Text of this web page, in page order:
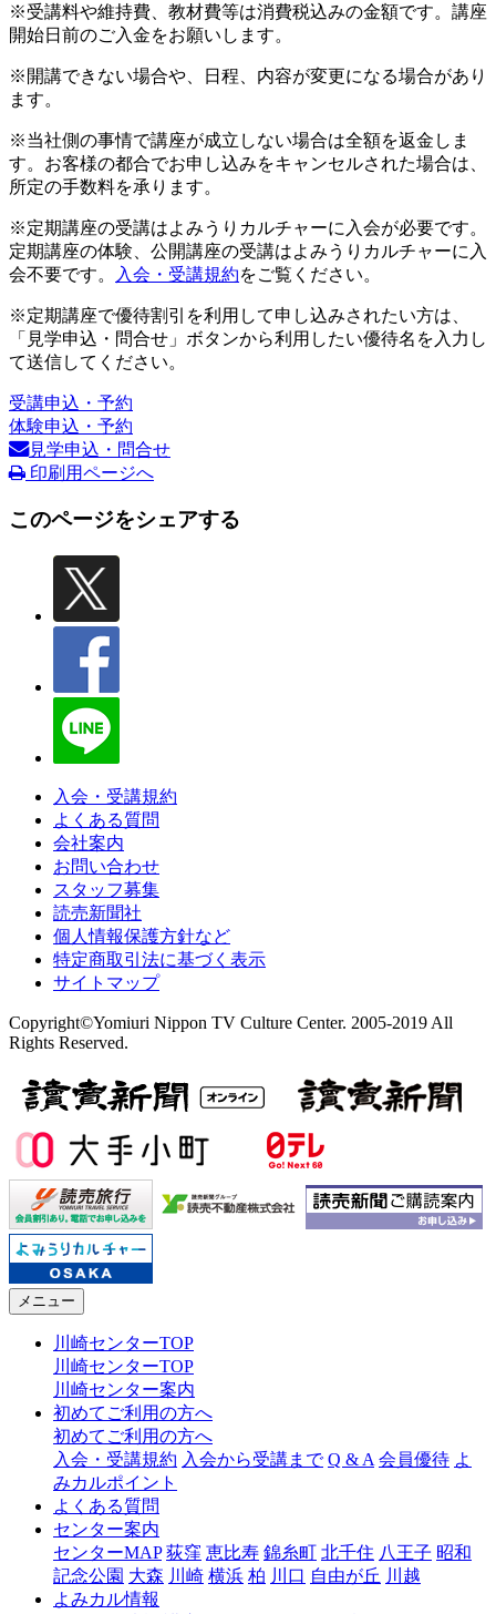
※受講料や維持費、教材費等は消費税込みの金額です。講座
開始日前のご入金をお願いします。
※開講できない場合や、日程、内容が変更になる場合があり
ます。
※当社側の事情で講座が成立しない場合は全額を返金しま
す。お客様の都合でお申し込みをキャンセルされた場合は、
所定の手数料を承ります。
※定期講座の受講はよみうりカルチャーに入会が必要です。
定期講座の体験、公開講座の受講はよみうりカルチャーに入
会不要です。
入会・受講規約をご覧ください。
※定期講座で優待割引を利用して申し込みされたい方は、
「見学申込・問合せ」ボタンから利用したい優待名を入力し
て送信してください。
受講申込・予約
体験申込・予約
見学申込・問合せ
印刷用ページへ
このページをシェアする
入会・受講規約
よくある質問
会社案内
お問い合わせ
スタッフ募集
読売新聞社
個人情報保護方針など
特定商取引法に基づく表示
サイトマップ
Copyright©Yomiuri Nippon TV Culture Center. 2005-2019 All
Rights Reserved.
メニュー
川崎センターTOP
川崎センターTOP
川崎センター案内
初めてご利用の方へ
初めてご利用の方へ
入会・受講規約 入会から受講まで Q & A 会員優待 よ
みカルポイント
よくある質問
センター案内
センターMAP 荻窪 恵比寿 錦糸町 北千住 八王子 昭和
記念公園 大森 川崎 横浜 柏 川口 自由が丘 川越
よみカル情報